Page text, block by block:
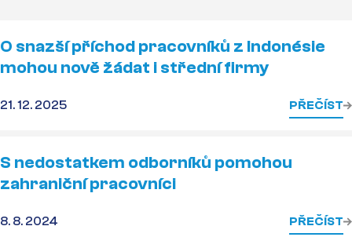
O snazší příchod pracovníků z Indonésie
mohou nově žádat i střední firmy
21. 12. 2025 PŘEČÍST
S nedostatkem odborníků pomohou
zahraniční pracovníci
8. 8. 2024 PŘEČÍST